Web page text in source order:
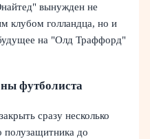
вынужден не
клубом голландца, но и
на "Олд Траффорд"
футболиста
сразу несколько
полузащитника до